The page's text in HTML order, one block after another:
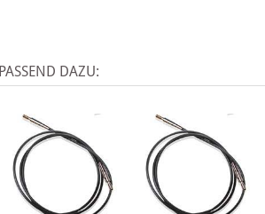
PASSEND DAZU: